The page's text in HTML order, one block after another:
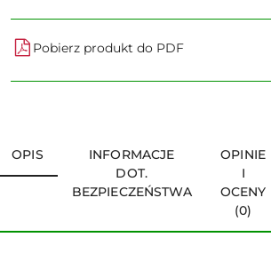
Pobierz produkt do PDF
OPIS
INFORMACJE
DOT.
BEZPIECZEŃSTWA
OPINIE
I
OCENY
(0)